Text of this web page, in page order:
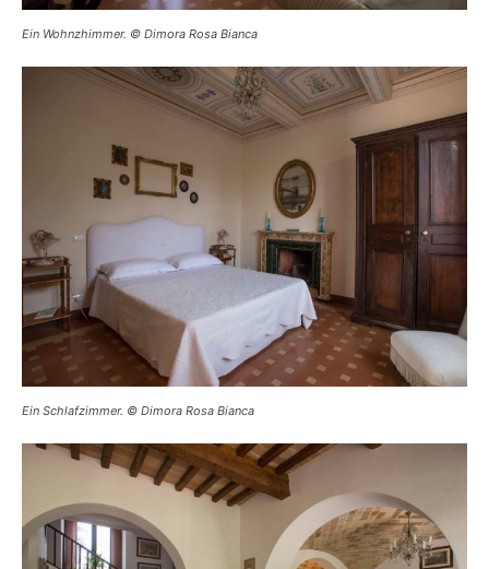
Ein Wohnzhimmer. © Dimora Rosa Bianca
Ein Schlafzimmer. © Dimora Rosa Bianca